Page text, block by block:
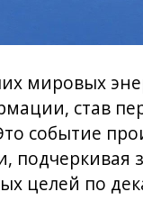
мировых
став
Это событие
целей по